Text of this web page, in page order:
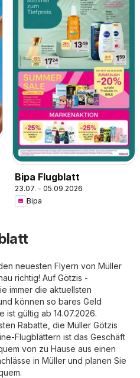
Bipa Flugblatt
23.07. - 05.09.2026
Bipa
neuesten Flyern von Müller
richtig! Auf Götzis -
immer die aktuellsten
können so bares Geld
ist gültig ab 14.07.2026.
Rabatte, die Müller Götzis
Flugblättern ist das Geschäft
von zu Hause aus einen
in Müller und planen Sie